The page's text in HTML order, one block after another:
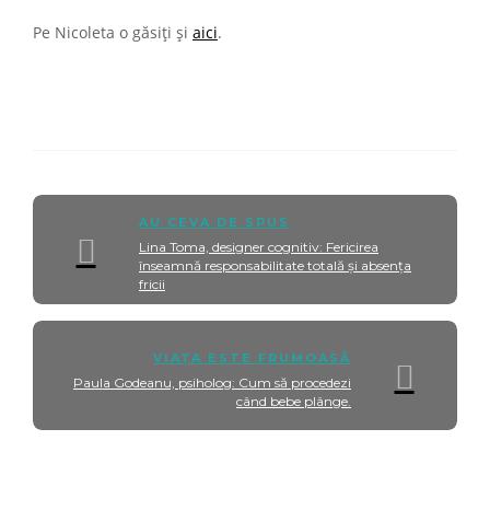
Pe Nicoleta o găsiți și aici.
AU CEVA DE SPUS
Lina Toma, designer cognitiv: Fericirea
înseamnă responsabilitate totală și absența
fricii
VIAȚA ESTE FRUMOASĂ
Paula Godeanu, psiholog: Cum să procedezi
când bebe plânge.